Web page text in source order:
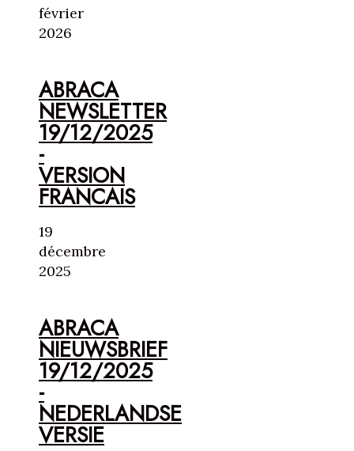
février
2026
ABRACA
NEWSLETTER
19/12/2025
-
VERSION
FRANCAIS
19
décembre
2025
ABRACA
NIEUWSBRIEF
19/12/2025
-
NEDERLANDSE
VERSIE